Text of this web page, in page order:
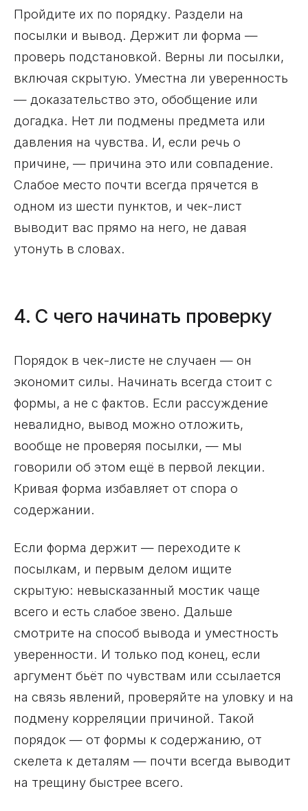
Пройдите их по порядку. Раздели на
посылки и вывод. Держит ли форма —
проверь подстановкой. Верны ли посылки,
включая скрытую. Уместна ли уверенность
— доказательство это, обобщение или
догадка. Нет ли подмены предмета или
давления на чувства. И, если речь о
причине, — причина это или совпадение.
Слабое место почти всегда прячется в
одном из шести пунктов, и чек-лист
выводит вас прямо на него, не давая
утонуть в словах.
4. С чего начинать проверку
Порядок в чек-листе не случаен — он
экономит силы. Начинать всегда стоит с
формы, а не с фактов. Если рассуждение
невалидно, вывод можно отложить,
вообще не проверяя посылки, — мы
говорили об этом ещё в первой лекции.
Кривая форма избавляет от спора о
содержании.
Если форма держит — переходите к
посылкам, и первым делом ищите
скрытую: невысказанный мостик чаще
всего и есть слабое звено. Дальше
смотрите на способ вывода и уместность
уверенности. И только под конец, если
аргумент бьёт по чувствам или ссылается
на связь явлений, проверяйте на уловку и на
подмену корреляции причиной. Такой
порядок — от формы к содержанию, от
скелета к деталям — почти всегда выводит
на трещину быстрее всего.